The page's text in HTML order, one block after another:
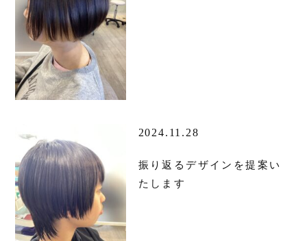
2024.11.28
振り返るデザインを提案い
たします